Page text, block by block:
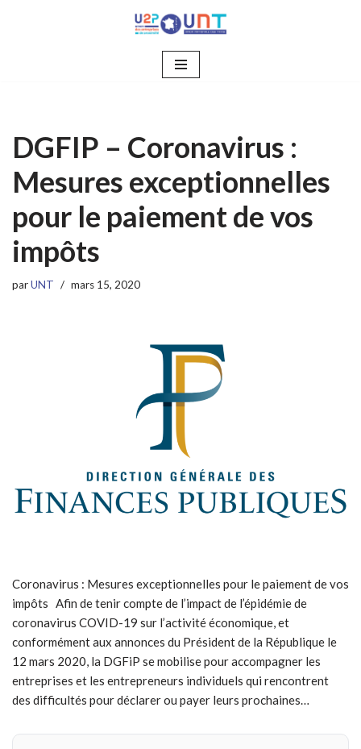
DGFIP – Coronavirus :
Mesures exceptionnelles
pour le paiement de vos
impôts
parUNT mars 15, 2020
Coronavirus : Mesures exceptionnelles pour le paiement de vos
impôts Afin de tenir compte de l’impact de l’épidémie de
coronavirus COVID-19 sur l’activité économique, et
conformément aux annonces du Président de la République le
12 mars 2020, la DGFiP se mobilise pour accompagner les
entreprises et les entrepreneurs individuels qui rencontrent
des difficultés pour déclarer ou payer leurs prochaines…